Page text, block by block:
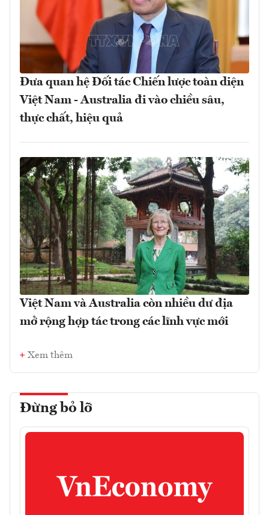
Đưa quan hệ Đối tác Chiến lược toàn diện
Việt Nam - Australia đi vào chiều sâu,
thực chất, hiệu quả
Việt Nam và Australia còn nhiều dư địa
mở rộng hợp tác trong các lĩnh vực mới
Xem thêm
Đừng bỏ lỡ